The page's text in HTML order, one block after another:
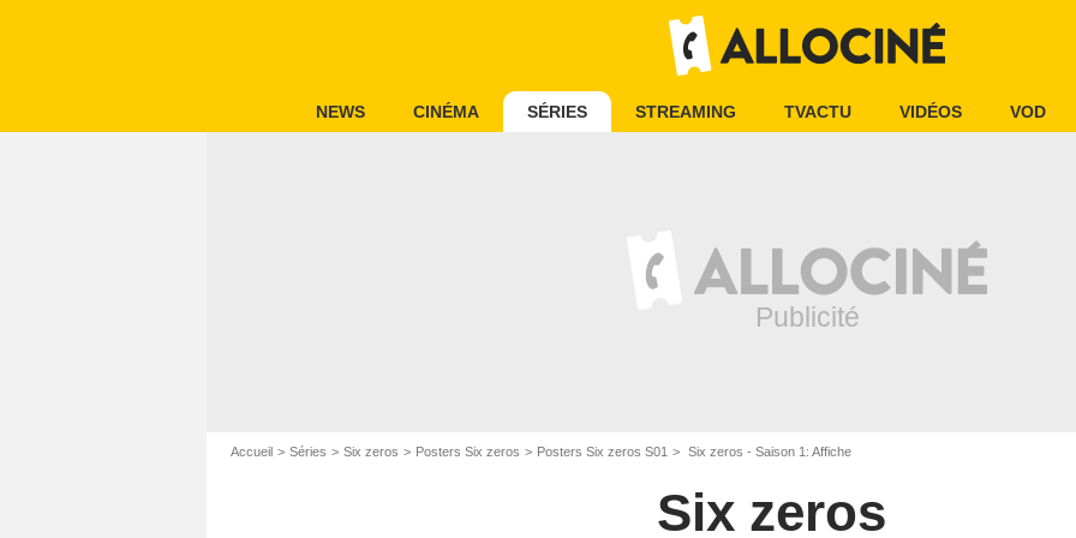
NEWS CINÉMA SÉRIES STREAMING TVACTU VIDÉOS VOD
Accueil Séries Six zeros Posters Six zeros Posters Six zeros S01 Six zeros - Saison 1: Affiche
Six zeros